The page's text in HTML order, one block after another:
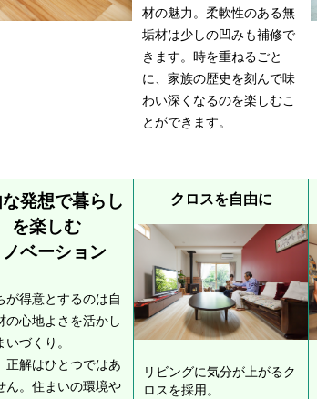
材の魅力。柔軟性のある無
垢材は少しの凹みも補修で
きます。時を重ねるごと
に、家族の歴史を刻んで味
わい深くなるのを楽しむこ
とができます。
発想で暮らし
を楽しむ
ノベーション
が得意とするのは自
の心地よさを活かし
いづくり。
正解はひとつではあ
ん。住まいの環境や
クロスを自由に
リビングに気分が上がるク
ロスを採用。